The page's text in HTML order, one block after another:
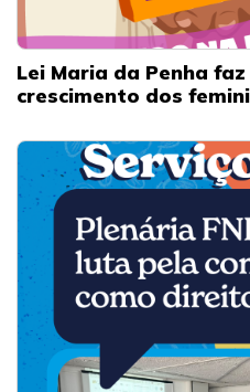
Lei Maria da Penha
crescimento dos